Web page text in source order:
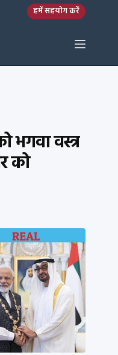
हमें सहयोग करें
भगवा वस्त्र
को